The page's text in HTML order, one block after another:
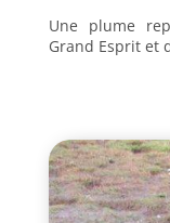
Une plume
Grand Esprit et